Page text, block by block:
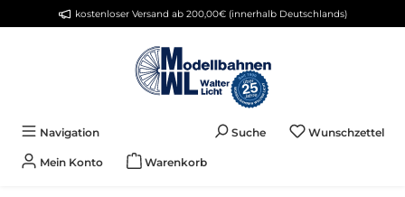
Zum Hauptinhalt springenkostenloser Versand ab 200,00€ (innerhalb Deutschlands)
Navigation Suche WunschzettelDu
Mein Konto Warenkorb